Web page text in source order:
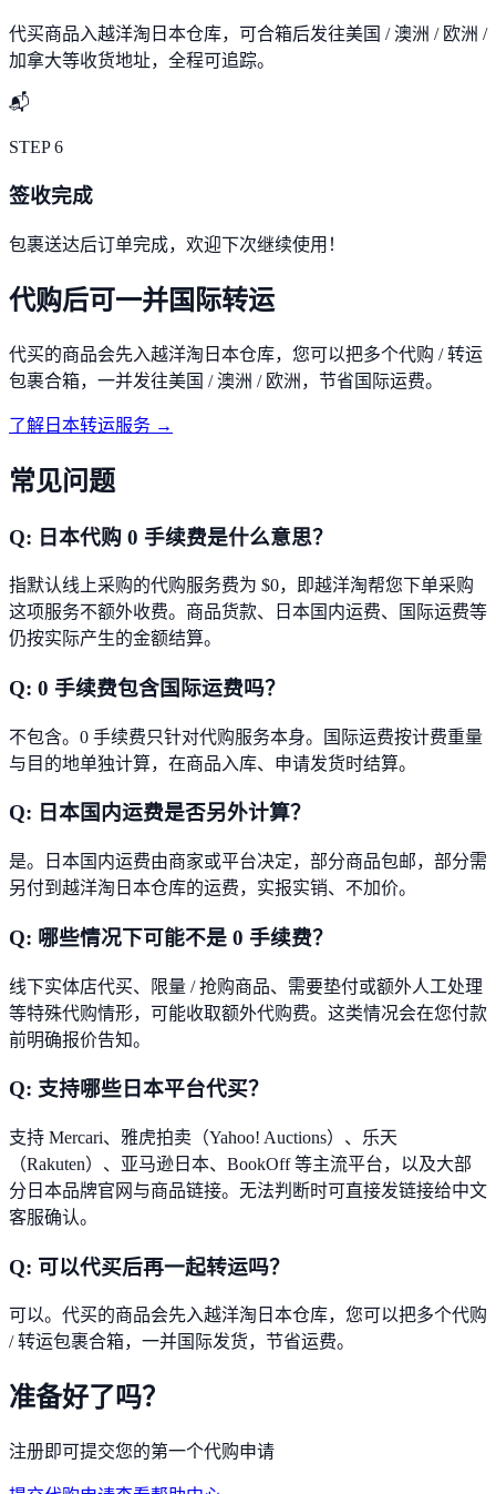
代买商品入越洋淘日本仓库，可合箱后发往美国 / 澳洲 / 欧洲 /
加拿大等收货地址，全程可追踪。
📬
STEP6
签收完成
包裹送达后订单完成，欢迎下次继续使用！
代购后可一并国际转运
代买的商品会先入越洋淘日本仓库，您可以把多个代购 / 转运
包裹合箱，一并发往美国 / 澳洲 / 欧洲，节省国际运费。
了解日本转运服务 →
常见问题
Q: 日本代购 0 手续费是什么意思？
指默认线上采购的代购服务费为 $0，即越洋淘帮您下单采购
这项服务不额外收费。商品货款、日本国内运费、国际运费等
仍按实际产生的金额结算。
Q: 0 手续费包含国际运费吗？
不包含。0 手续费只针对代购服务本身。国际运费按计费重量
与目的地单独计算，在商品入库、申请发货时结算。
Q: 日本国内运费是否另外计算？
是。日本国内运费由商家或平台决定，部分商品包邮，部分需
另付到越洋淘日本仓库的运费，实报实销、不加价。
Q: 哪些情况下可能不是 0 手续费？
线下实体店代买、限量 / 抢购商品、需要垫付或额外人工处理
等特殊代购情形，可能收取额外代购费。这类情况会在您付款
前明确报价告知。
Q: 支持哪些日本平台代买？
支持 Mercari、雅虎拍卖（Yahoo! Auctions）、乐天
（Rakuten）、亚马逊日本、BookOff 等主流平台，以及大部
分日本品牌官网与商品链接。无法判断时可直接发链接给中文
客服确认。
Q: 可以代买后再一起转运吗？
可以。代买的商品会先入越洋淘日本仓库，您可以把多个代购
/ 转运包裹合箱，一并国际发货，节省运费。
准备好了吗？
注册即可提交您的第一个代购申请